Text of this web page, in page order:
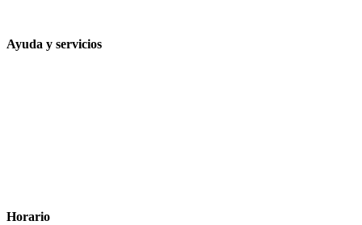
Ayuda y servicios
Horario